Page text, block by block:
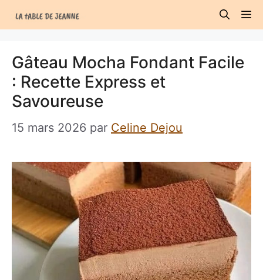
au
Gâteau Mocha Fondant Facile
: Recette Express et
Savoureuse
15 mars 2026 par Celine Dejou